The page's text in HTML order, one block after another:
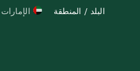
البلد / المنطقة الإمارات